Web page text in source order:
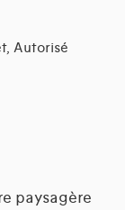
Autorisé
paysagère